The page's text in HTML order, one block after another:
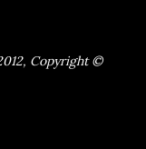
Copyright ©